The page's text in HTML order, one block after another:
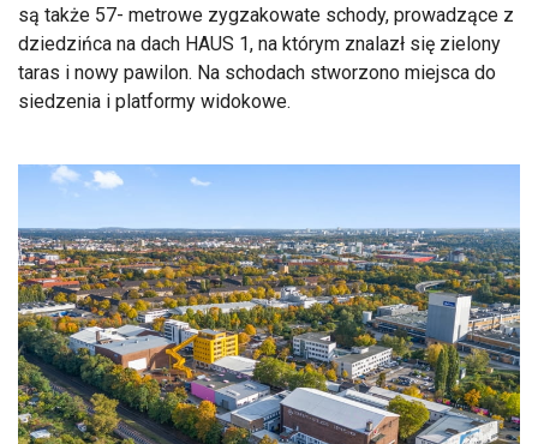
są także 57- metrowe zygzakowate schody, prowadzące z
dziedzińca na dach HAUS 1, na którym znalazł się zielony
taras i nowy pawilon. Na schodach stworzono miejsca do
siedzenia i platformy widokowe.